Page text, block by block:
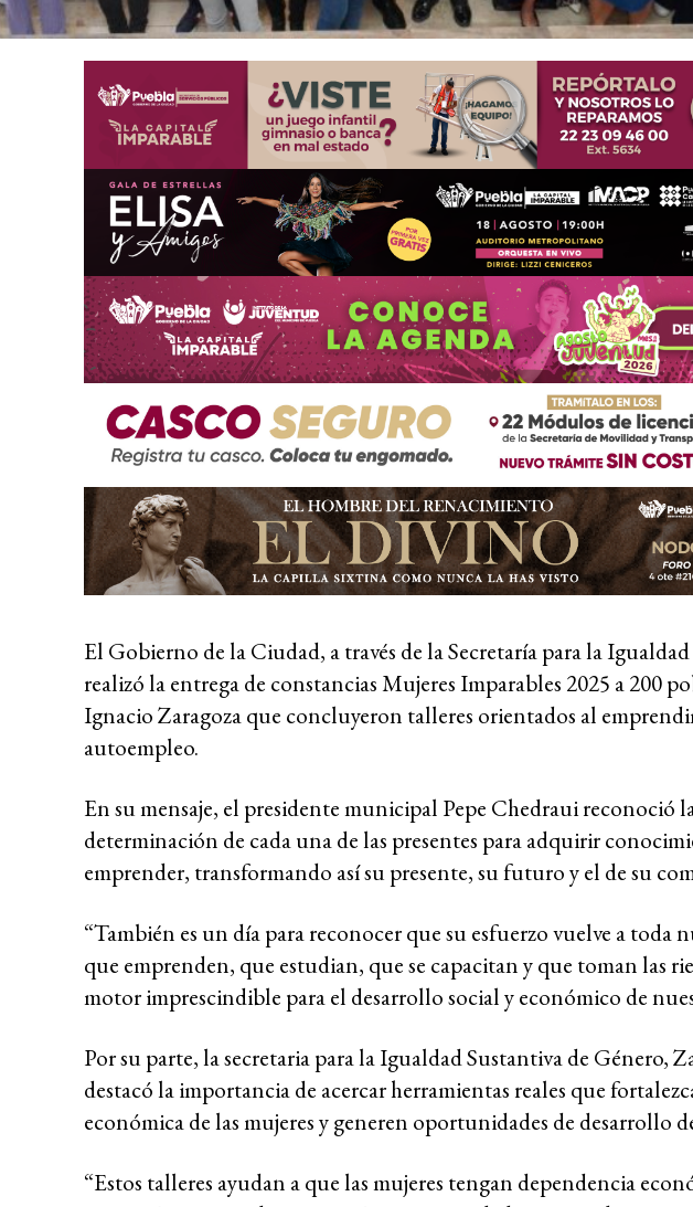
El Gobierno de la Ciudad, a través de la Secretaría para la
realizó la entrega de constancias Mujeres Imparables 2025 a 200
Ignacio Zaragoza que concluyeron talleres orientados al
autoempleo.
En su mensaje, el presidente municipal Pepe Chedraui reconoció
determinación de cada una de las presentes para adquirir
emprender, transformando así su presente, su futuro y el de su
“También es un día para reconocer que su esfuerzo vuelve a toda
que emprenden, que estudian, que se capacitan y que toman las
motor imprescindible para el desarrollo social y económico de
Por su parte, la secretaria para la Igualdad Sustantiva de Género,
destacó la importancia de acercar herramientas reales que
económica de las mujeres y generen oportunidades de desarrollo
“Estos talleres ayudan a que las mujeres tengan dependencia